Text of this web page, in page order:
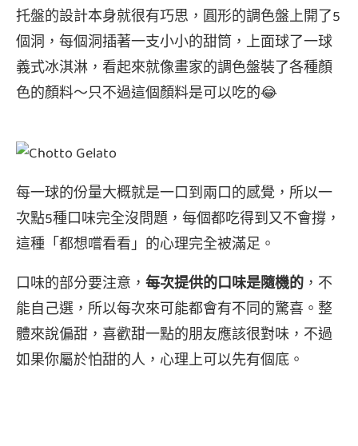
托盤的設計本身就很有巧思，圓形的調色盤上開了5
個洞，每個洞插著一支小小的甜筒，上面球了一球
義式冰淇淋，看起來就像畫家的調色盤裝了各種顏
色的顏料～只不過這個顏料是可以吃的😂
每一球的份量大概就是一口到兩口的感覺，所以一
次點5種口味完全沒問題，每個都吃得到又不會撐，
這種「都想嚐看看」的心理完全被滿足。
口味的部分要注意， 每次提供的口味是隨機的 ，不
能自己選，所以每次來可能都會有不同的驚喜。整
體來說偏甜，喜歡甜一點的朋友應該很對味，不過
如果你屬於怕甜的人，心理上可以先有個底。